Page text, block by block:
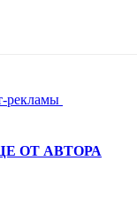
рекламы
ОТ АВТОРА